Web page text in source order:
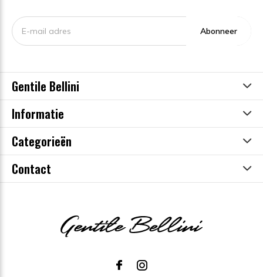
Abonneer
Gentile Bellini
Informatie
Categorieën
Contact